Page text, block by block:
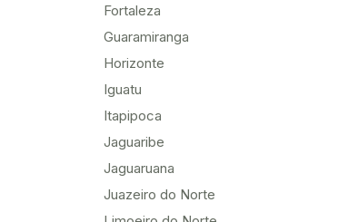
Fortaleza
Guaramiranga
Horizonte
Iguatu
Itapipoca
Jaguaribe
Jaguaruana
Juazeiro do Norte